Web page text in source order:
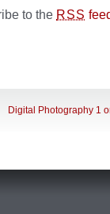
to the RSS
Digital Photography 1